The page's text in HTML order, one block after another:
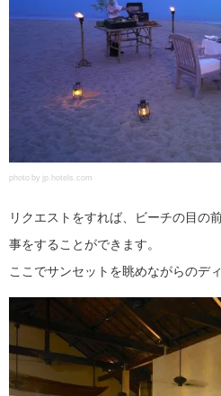
photo by jp.hotels.com
リクエストをすれば、ビーチの目の
事をすることができます。
ここでサンセットを眺めながらのデ